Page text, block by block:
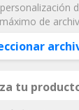
de
tu